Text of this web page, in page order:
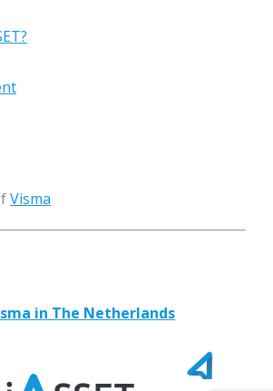
Visma
in The Netherlands